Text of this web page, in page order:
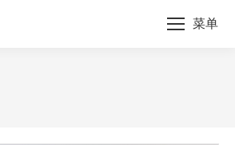
菜单